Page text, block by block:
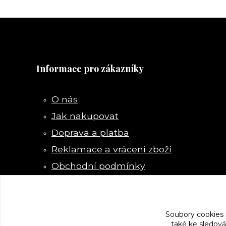
Informace pro zákazníky
O nás
Jak nakupovat
Doprava a platba
Reklamace a vrácení zboží
Obchodní podmínky
Soubory
také ke